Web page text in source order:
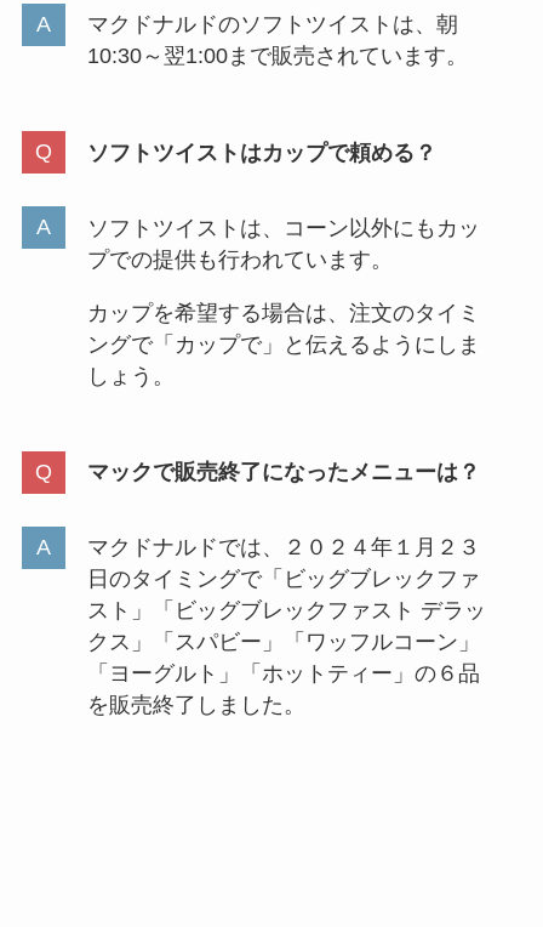
マクドナルドのソフトツイストは、朝
10:30～翌1:00まで販売されています。
ソフトツイストはカップで頼める？
ソフトツイストは、コーン以外にもカッ
プでの提供も行われています。
カップを希望する場合は、注文のタイミ
ングで「カップで」と伝えるようにしま
しょう。
マックで販売終了になったメニューは？
マクドナルドでは、２０２４年１月２３
日のタイミングで「ビッグブレックファ
スト」「ビッグブレックファスト デラッ
クス」「スパビー」「ワッフルコーン」
「ヨーグルト」「ホットティー」の６品
を販売終了しました。